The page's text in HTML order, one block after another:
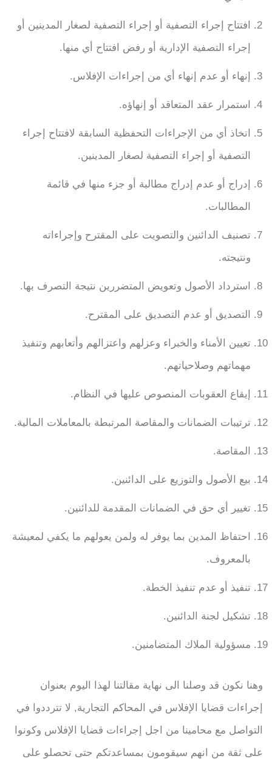
افتتاح إجراء التصفية أو إجراء التصفية لصغار المدينين أو
إجراء التصفية الإدارية أو رفض افتتاح أي منها.
إنهاء أو عدم إنهاء أي من إجراءات الإفلاس.
استمرار عقد المتعاقد أو إنهاؤه.
اتخاذ أي من الإجراءات التحفظية السابقة لافتتاح إجراء
التصفية أو إجراء التصفية لصغار المدينين.
إدراج أو عدم إدراج مطالبة أو جزء منها في قائمة
المطالبات.
تصنيف الدائنين والتصويت على المقترح وإجراءاته
ونتيجته.
استرداد الأصول وتعويض المتضررين نتيجة التصرف بها.
التصديق أو عدم التصديق على المقترح.
تعيين الأمناء والخبراء وعزلهم واعتزالهم وأتعابهم وتنفيذ
مهماتهم وصلاحياتهم.
إيقاع العقوبات المنصوص عليها في النظام.
ترتيبات الضمانات والمقاصة المرتبطة بالمعاملات المالية.
المقاصة.
بيع الأصول والتوزيع على الدائنين.
تغيير أي حق في الضمانات المقدمة للدائنين.
احتفاظ المدين بما يوفر له ولمن يعولهم ما يكفي لمعيشة
بالمعروف.
تنفيذ أو عدم تنفيذ الخطة.
تشكيل لجنة الدائنين.
مسؤولية الملاك المتضامنين.
وهنا نكون قد وصلنا الى نهاية مقالتنا لهذا اليوم بعنوان
إجراءات قضايا الإفلاس في المحاكم التجارية, لا تترددوا في
التواصل مع محامينا من اجل إجراءات قضايا الإفلاس وكونوا
على ثقة من انهم سيقومون بمساعدتكم حتى تحصلو على